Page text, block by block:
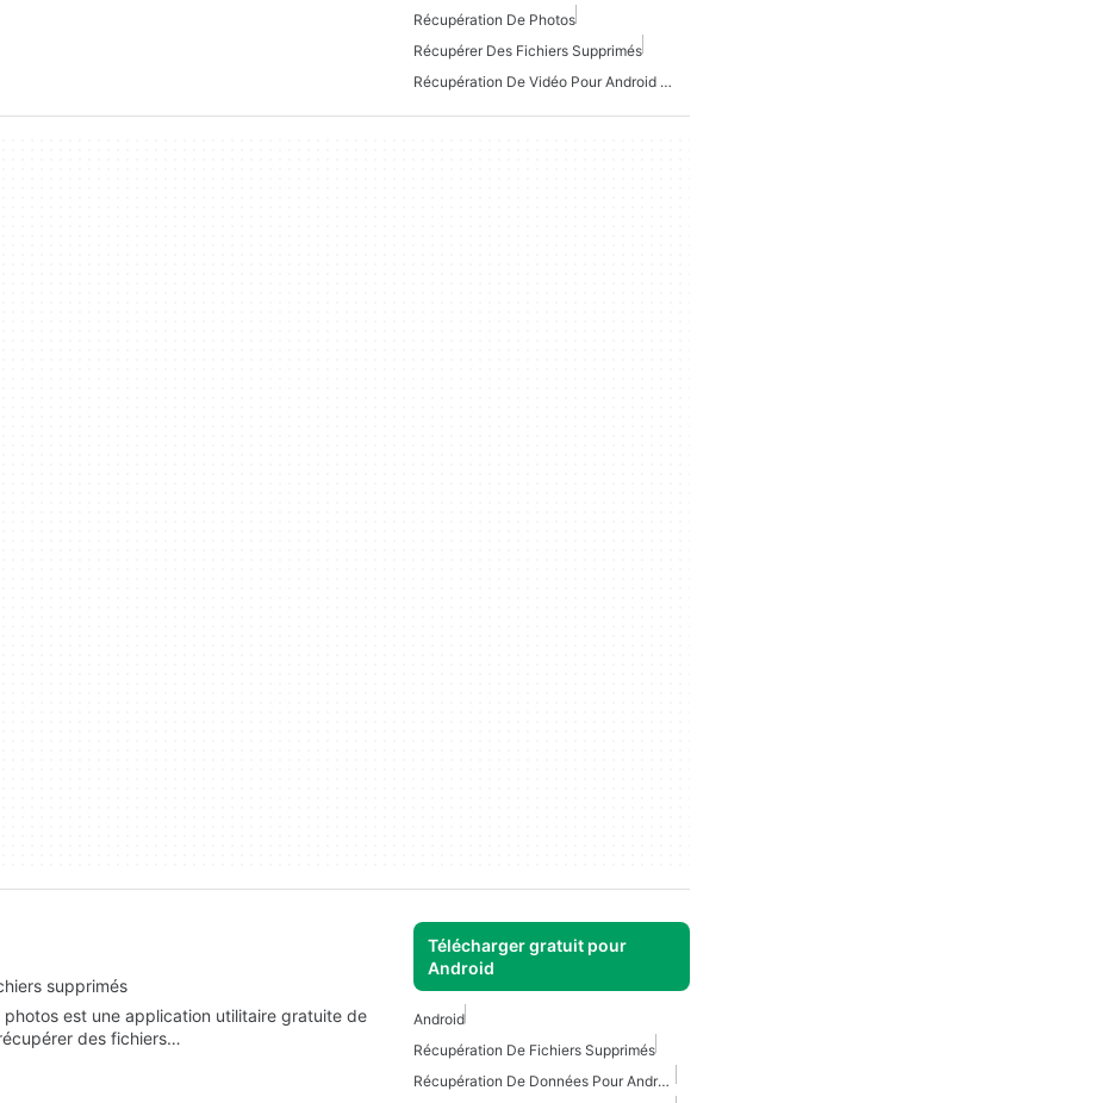
Récupération De Photos
Récupérer Des Fichiers Supprimés
Récupération De Vidéo Pour Android Gratuit
supprimés
Télécharger gratuit pour
Android
est une application utilitaire gratuite de
des fichiers…
Android
Récupération De Fichiers Supprimés
Récupération De Données Pour Android